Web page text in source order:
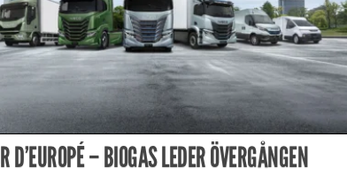
D’EUROPÉ – BIOGAS LEDER ÖVERGÅNGEN